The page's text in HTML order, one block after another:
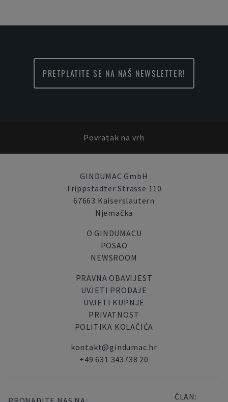
PRETPLATITE SE NA NAŠ NEWSLETTER!
Povratak na vrh
GINDUMAC GmbH
Trippstadter Strasse 110
67663 Kaiserslautern
Njemačka
O GINDUMACU
POSAO
NEWSROOM
PRAVNA OBAVIJEST
UVJETI PRODAJE
UVJETI KUPNJE
PRIVATNOST
POLITIKA KOLAČIĆA
kontakt@gindumac.hr
+49 631 343738 20
ČLAN: